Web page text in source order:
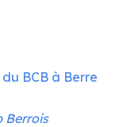
BCB à Berre
Berrois